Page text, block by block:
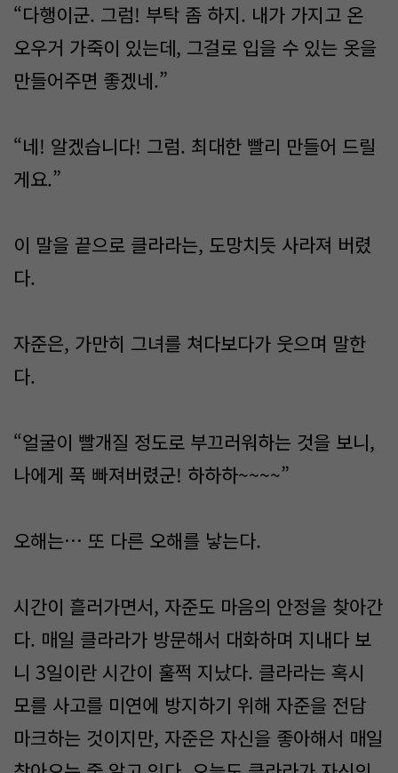
“다행이군. 그럼! 부탁 좀 하지. 내가 가지고 온
오우거 가죽이 있는데, 그걸로 입을 수 있는 옷을
만들어주면 좋겠네.”
“네! 알겠습니다! 그럼. 최대한 빨리 만들어 드릴
게요.”
이 말을 끝으로 클라라는, 도망치듯 사라져 버렸
다.
자준은, 가만히 그녀를 쳐다보다가 웃으며 말한
다.
“얼굴이 빨개질 정도로 부끄러워하는 것을 보니,
나에게 푹 빠져버렸군! 하하하~~~~”
오해는… 또 다른 오해를 낳는다.
시간이 흘러가면서, 자준도 마음의 안정을 찾아간
다. 매일 클라라가 방문해서 대화하며 지내다 보
니 3일이란 시간이 훌쩍 지났다. 클라라는 혹시
모를 사고를 미연에 방지하기 위해 자준을 전담
마크하는 것이지만, 자준은 자신을 좋아해서 매일